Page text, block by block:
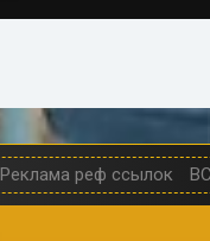
Реклама реф ссылок